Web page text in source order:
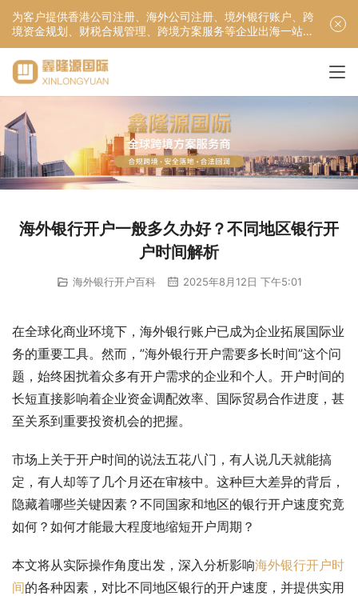
为客户提供香港公司注册、海外公司注册、境外银行账户、跨
境资金规划、财税合规管理、跨境方案服务等企业出海一站式
服务！
海外银行开户一般多久办好？不同地区银行开
户时间解析
海外银行开户百科 2025年8月12日 下午5:01
在全球化商业环境下，海外银行账户已成为企业拓展国际业
务的重要工具。然而，”海外银行开户需要多长时间”这个问
题，始终困扰着众多有开户需求的企业和个人。开户时间的
长短直接影响着企业资金调配效率、国际贸易合作进度，甚
至关系到重要投资机会的把握。
市场上关于开户时间的说法五花八门，有人说几天就能搞
定，有人却等了几个月还在审核中。这种巨大差异的背后，
隐藏着哪些关键因素？不同国家和地区的银行开户速度究竟
如何？如何才能最大程度地缩短开户周期？
本文将从实际操作角度出发，深入分析影响海外银行开户时
间的各种因素，对比不同地区银行的开户速度，并提供实用